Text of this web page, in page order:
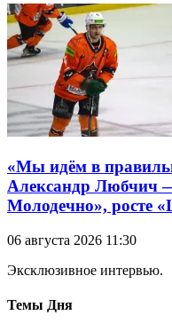
«Мы идём в
Александр Любчич
Молодечно», росте
06 августа 2026 11:30
Эксклюзивное интервью.
Темы Дня